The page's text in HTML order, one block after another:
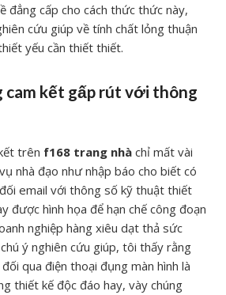
đẳng cấp cho cách thức thức này,
cứu giúp về tính chất lỏng thuận
yếu cần thiết thiết.
cam kết gấp rút với thông
trên f168 trang nhà chỉ mất vài
nhà đạo như nhập báo cho biết có
email với thông số kỹ thuật thiết
được hình họa để hạn chế công đoạn
nghiệp hàng xiêu dạt thả sức
ý nghiên cứu giúp, tôi thấy rằng
qua điện thoại đụng màn hình là
thiết kế độc đáo hay, vày chúng